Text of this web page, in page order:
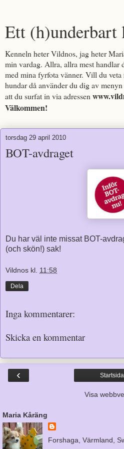
Ett
Kenneln heter Vildnos, jag heter
min vardag. Allra, allra mest handlar
med mina fyrfota vänner. Vill du
hundar då använder du dig av
att du surfat in via adressen
Välkommen!
torsdag 29 april 2010
BOT-avdraget
Du har väl inte missat BOT-
(och skön!) sak!
Vildnos kl. 11:58
Dela
Inga kommentarer:
Skicka en kommentar
‹ Startsida
Visa
Maria Kåräng
Forshaga, Värmland,